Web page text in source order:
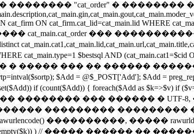
"cat_order" � ��������
ON cat_firm.cat_lid=cat_main.lid WHERE
// ������� cat_main.cat_order
cat_main.type=1 $bestsql AND
��� �� ������ ������������ if
$Add = @$_POST['Add'];
(count($Add)) { foreach($Add as $k=>$v) if
�������� ��� ������ �
��������� ���������
����������, �����
AND (!empty($k)) ) // ����� ������ ��